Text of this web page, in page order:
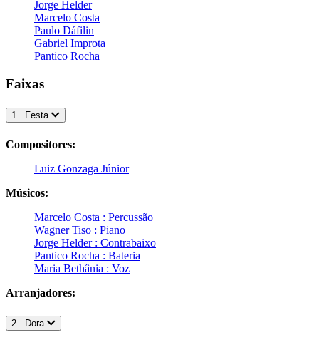
Jorge Helder
Marcelo Costa
Paulo Dáfilin
Gabriel Improta
Pantico Rocha
Faixas
1 . Festa
Compositores:
Luiz Gonzaga Júnior
Músicos:
Marcelo Costa : Percussão
Wagner Tiso : Piano
Jorge Helder : Contrabaixo
Pantico Rocha : Bateria
Maria Bethânia : Voz
Arranjadores:
2 . Dora